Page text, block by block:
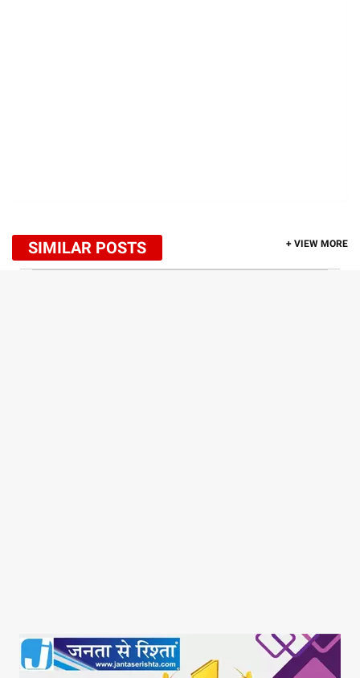
SIMILAR POSTS + VIEW MORE